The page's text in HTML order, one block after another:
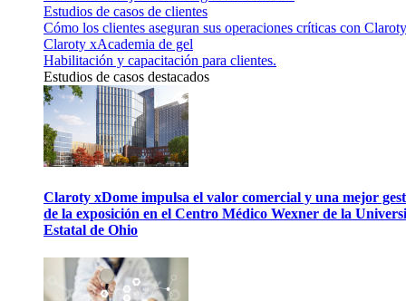
Estudios de casos de clientes
Cómo los clientes aseguran sus operaciones críticas con
Claroty xAcademia de gel
Habilitación y capacitación para clientes.
Estudios de casos destacados
Claroty xDome impulsa el valor comercial y una mejor
de la exposición en el Centro Médico Wexner de la
Estatal de Ohio